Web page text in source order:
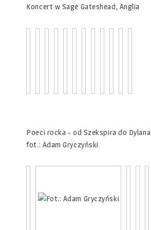
Koncert w Sage Gateshead, Anglia
Poeci rocka - od Szekspira do Dylana
fot.: Adam Gryczyński